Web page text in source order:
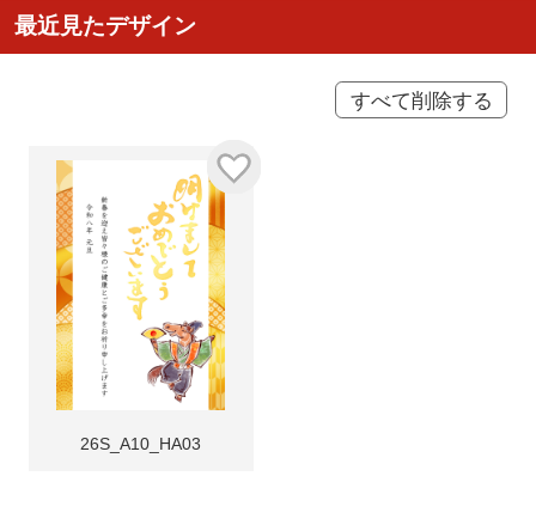
最近見たデザイン
すべて削除する
26S_A10_HA03